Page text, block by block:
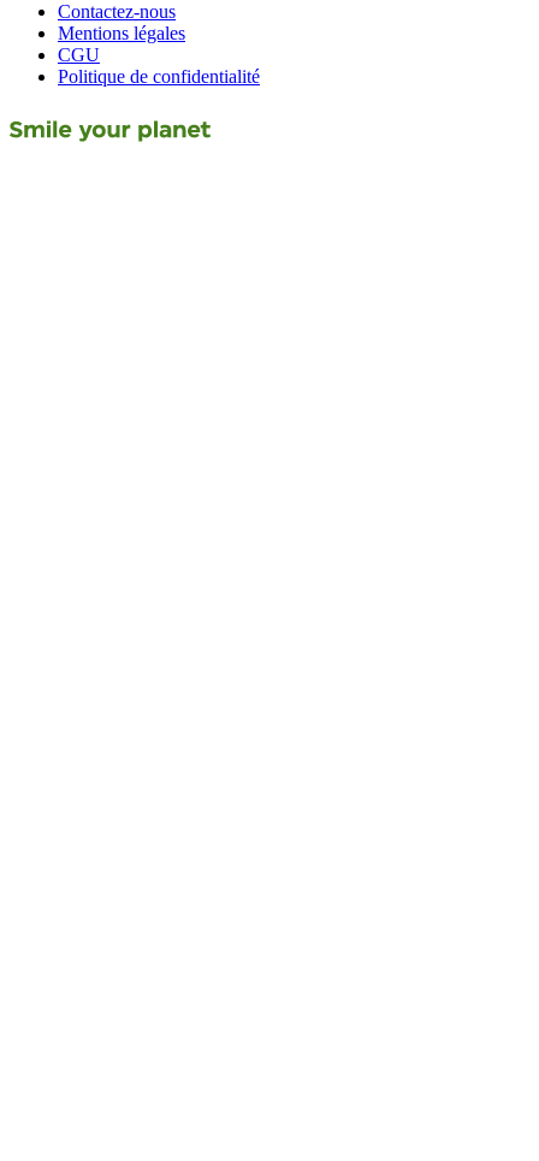
Contactez-nous
Mentions légales
CGU
Politique de confidentialité